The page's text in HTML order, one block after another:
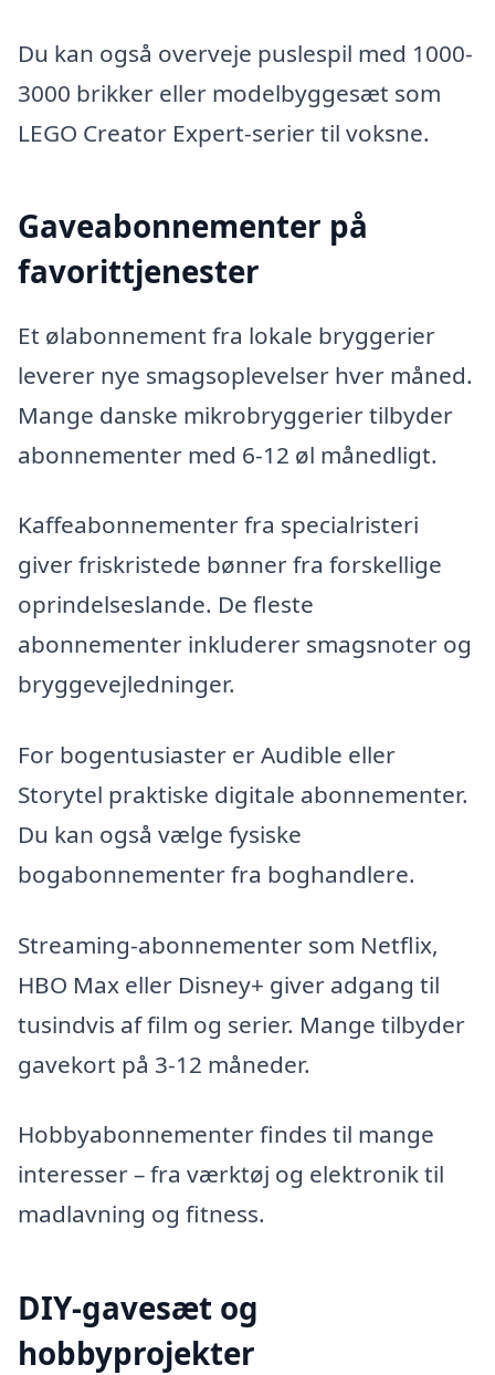
Du kan også overveje puslespil med 1000-
3000 brikker eller modelbyggesæt som
LEGO Creator Expert-serier til voksne.
Gaveabonnementer på
favorittjenester
Et ølabonnement fra lokale bryggerier
leverer nye smagsoplevelser hver måned.
Mange danske mikrobryggerier tilbyder
abonnementer med 6-12 øl månedligt.
Kaffeabonnementer fra specialristeri
giver friskristede bønner fra forskellige
oprindelseslande. De fleste
abonnementer inkluderer smagsnoter og
bryggevejledninger.
For bogentusiaster er Audible eller
Storytel praktiske digitale abonnementer.
Du kan også vælge fysiske
bogabonnementer fra boghandlere.
Streaming-abonnementer som Netflix,
HBO Max eller Disney+ giver adgang til
tusindvis af film og serier. Mange tilbyder
gavekort på 3-12 måneder.
Hobbyabonnementer findes til mange
interesser – fra værktøj og elektronik til
madlavning og fitness.
DIY-gavesæt og
hobbyprojekter